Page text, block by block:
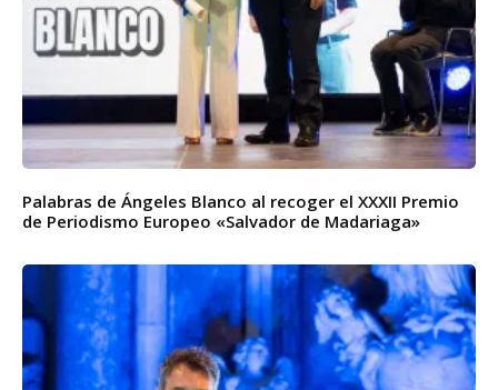
Palabras de Ángeles Blanco al recoger el XXXII Premio
de Periodismo Europeo «Salvador de Madariaga»